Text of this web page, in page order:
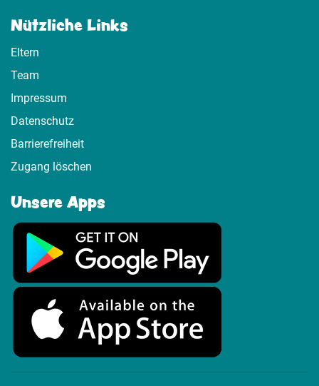
Nützliche Links
Eltern
Team
Impressum
Datenschutz
Barrierefreiheit
Zugang löschen
Unsere Apps